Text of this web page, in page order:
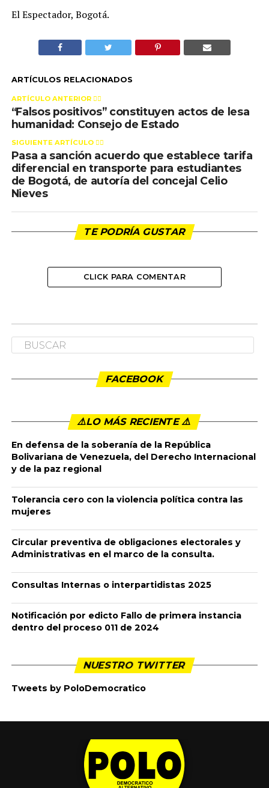
El Espectador, Bogotá.
ARTÍCULOS RELACIONADOS
ARTÍCULO ANTERIOR 👉🏻
“Falsos positivos” constituyen actos de lesa
humanidad: Consejo de Estado
SIGUIENTE ARTÍCULO 👈🏻
Pasa a sanción acuerdo que establece tarifa
diferencial en transporte para estudiantes
de Bogotá, de autoría del concejal Celio
Nieves
TE PODRÍA GUSTAR
CLICK PARA COMENTAR
NACIONALES
Carta de la Asociación de
Personeros del Cauca a Ivan Duque
sobre las altas tarifas de la
Compañía Energética de Occidente
Publicado 6 años ago en
12:12 am
By admin